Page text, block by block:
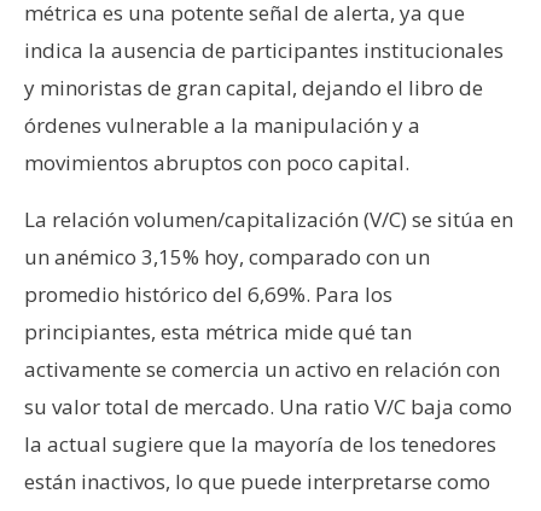
métrica es una potente señal de alerta, ya que
indica la ausencia de participantes institucionales
y minoristas de gran capital, dejando el libro de
órdenes vulnerable a la manipulación y a
movimientos abruptos con poco capital.
La relación volumen/capitalización (V/C) se sitúa en
un anémico 3,15% hoy, comparado con un
promedio histórico del 6,69%. Para los
principiantes, esta métrica mide qué tan
activamente se comercia un activo en relación con
su valor total de mercado. Una ratio V/C baja como
la actual sugiere que la mayoría de los tenedores
están inactivos, lo que puede interpretarse como